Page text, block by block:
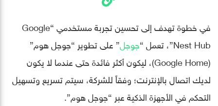
في خطوة تهدف إلى تحسين تجربة مستخدمي “Google
Nest Hub”، تعمل “
جوجل” على تطوير “جوجل هوم”
(Google Home)، ليكون أكثر فائدة حتى عندما لا يكون
لديك اتصال بالإنترنت؛ وفقاً للشركة، سيتم تسريع وتسهيل
التحكم في الأجهزة الذكية عبر “جوجل هوم”.